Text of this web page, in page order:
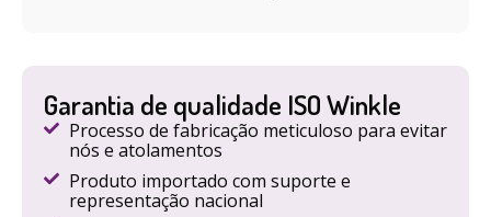
Garantia de qualidade ISO Winkle
Processo de fabricação meticuloso para evitar
nós e atolamentos
Produto importado com suporte e
representação nacional